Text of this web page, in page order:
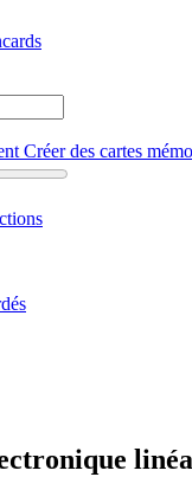
Créer des cartes